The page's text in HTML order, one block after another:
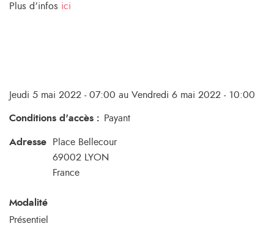
Plus d’infos ici
Jeudi 5 mai 2022 - 07:00 au Vendredi 6 mai 2022 - 10:00
Conditions d'accès : Payant
Adresse
Place Bellecour
69002
LYON
France
Modalité
Présentiel